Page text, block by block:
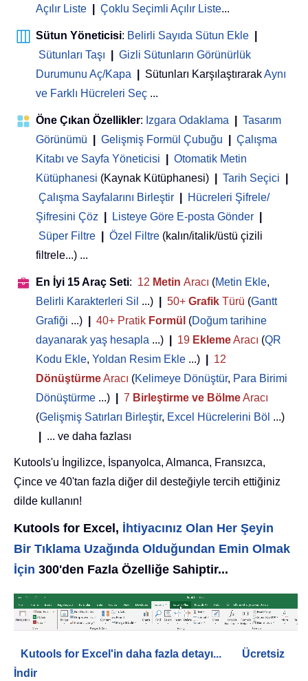
Açılır Liste
Çoklu Seçimli Açılır Liste...
Sütun Yöneticisi: Belirli Sayıda Sütun Ekle
Sütunları Taşı
Gizli Sütunların Görünürlük
Durumunu Aç/Kapa
Sütunları KarşılaştırarakAynı
ve Farklı Hücreleri Seç ...
Öne Çıkan Özellikler: Izgara Odaklama
Tasarım
Görünümü
Gelişmiş Formül Çubuğu
Çalışma
Kitabı ve Sayfa Yöneticisi
Otomatik Metin
Kütüphanesi (Kaynak Kütüphanesi) Tarih Seçici
Çalışma Sayfalarını Birleştir
Hücreleri Şifrele/
Şifresini Çöz
Listeye Göre E-posta Gönder
Süper Filtre
Özel Filtre (kalın/italik/üstü çizili
filtrele...) ...
En İyi 15 Araç Seti: 12 Metin Aracı (Metin Ekle,
Belirli Karakterleri Sil ...) 50+ Grafik Türü (Gantt
Grafiği ...) 40+ Pratik Formül (Doğum tarihine
dayanarak yaş hesapla ...) 19 EklemeAracı (QR
Kodu Ekle, Yoldan Resim Ekle ...)
12
DönüştürmeAracı (Kelimeye Dönüştür, Para Birimi
Dönüştürme ...) 7 Birleştirme ve BölmeAracı
(Gelişmiş Satırları Birleştir, Excel Hücrelerini Böl ...)
... ve daha fazlası
Kutools'u İngilizce, İspanyolca, Almanca, Fransızca,
Çince ve 40'tan fazla diğer dil desteğiyle tercih ettiğiniz
dilde kullanın!
Kutools for Excel, İhtiyacınız Olan Her Şeyin
Bir Tıklama Uzağında Olduğundan Emin Olmak
İçin 300'den Fazla Özelliğe Sahiptir...
Kutools for Excel'in daha fazla detayı...
Ücretsiz
İndir